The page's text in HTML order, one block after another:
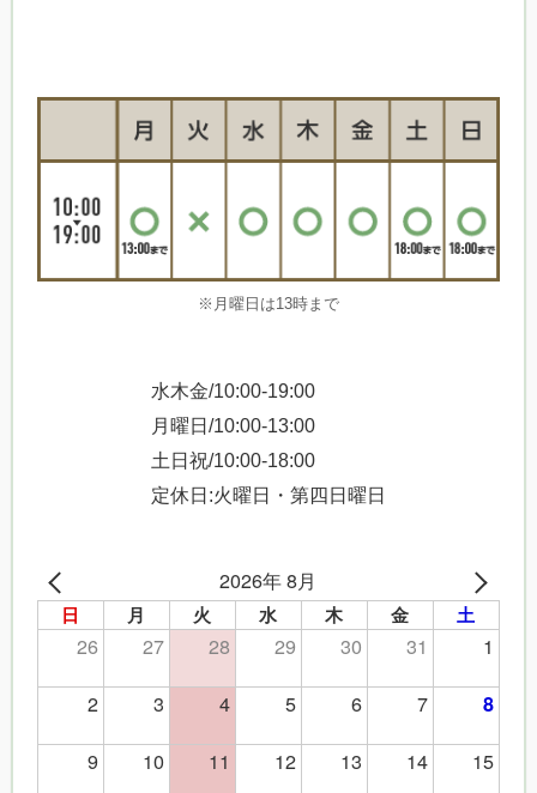
※月曜日は13時まで
水木金/10:00-19:00
月曜日/10:00-13:00
土日祝/10:00-18:00
定休日:火曜日・第四日曜日
2026年 8月
日 月 火 水 木 金 土
26 27 28 29 30 31
1
2
3 4 5 6 7 8
9 10 11 12 13 14
15